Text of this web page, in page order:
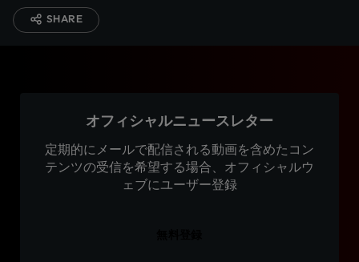
SHARE
オフィシャルニュースレター
定期的にメールで配信される動画を含めたコン
テンツの受信を希望する場合、オフィシャルウ
ェブにユーザー登録